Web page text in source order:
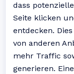
dass
Seite klicken
entdecken.
von anderen
mehr Traffic
generieren.